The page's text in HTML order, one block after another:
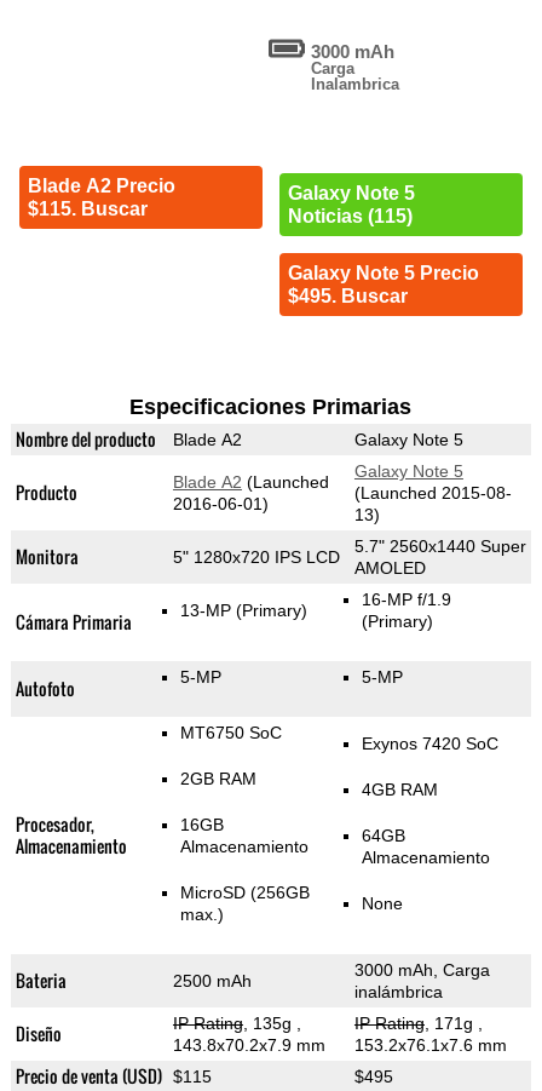
Blade A2 Precio
$115. Buscar
3000 mAh
Carga
Inalambrica
Galaxy Note 5
Noticias (115)
Galaxy Note 5 Precio
$495. Buscar
Especificaciones Primarias
Nombre del producto Blade A2 Galaxy Note 5
Producto Blade A2 (Launched
2016-06-01)
Galaxy Note 5
(Launched 2015-08-
13)
Monitora 5" 1280x720 IPS LCD
5.7" 2560x1440 Super
AMOLED
Cámara Primaria 13-MP (Primary)
16-MP f/1.9
(Primary)
Autofoto 5-MP 5-MP
Procesador,
Almacenamiento
MT6750 SoC
2GB RAM
16GB
Almacenamiento
MicroSD (256GB
max.)
Exynos 7420 SoC
4GB RAM
64GB
Almacenamiento
None
Bateria 2500 mAh
3000 mAh, Carga
inalámbrica
Diseño IP Rating, 135g
143.8x70.2x7.9 mm
IP Rating, 171g
153.2x76.1x7.6 mm
Precio de venta (USD) $115 $495